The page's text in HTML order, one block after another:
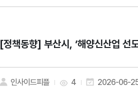
[정책동향] 부산시, ‘해양신산업 선
인사이드피플 4 2026-06-